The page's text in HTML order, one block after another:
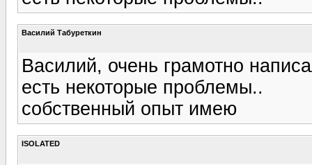
Василий Табуреткин
Василий, очень грамотно
есть некоторые проблемы..
собственный опыт имею
ISOLATED